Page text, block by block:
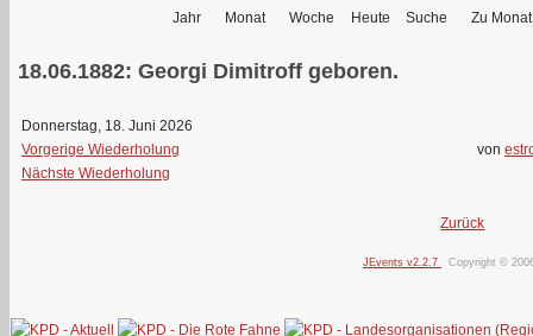
Jahr Monat Woche Heute Suche Zu Monat
18.06.1882: Georgi Dimitroff geboren.
Donnerstag, 18. Juni 2026
Vorgerige Wiederholung
Nächste Wiederholung
von
Zurück
JEvents v2.2.7 Copyright ©